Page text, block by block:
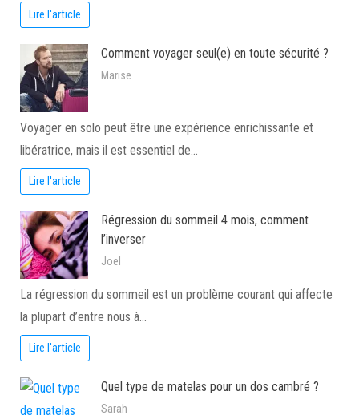
Lire l'article
Comment voyager seul(e) en toute sécurité ?
Marise
Voyager en solo peut être une expérience enrichissante et
libératrice, mais il est essentiel de…
Lire l'article
Régression du sommeil 4 mois, comment
l’inverser
Joel
La régression du sommeil est un problème courant qui affecte
la plupart d’entre nous à…
Lire l'article
Quel type de matelas pour un dos cambré ?
Sarah